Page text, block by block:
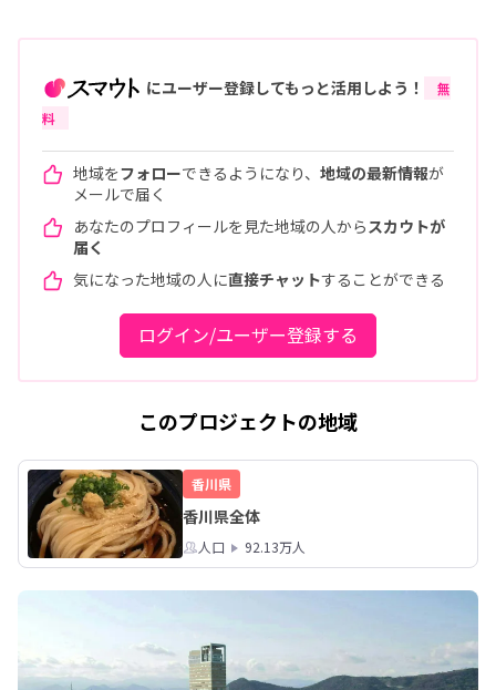
にユーザー登録してもっと活用しよう！
無
料
地域をフォローできるようになり、 地域の最新情報が
メールで届く
あなたのプロフィールを見た地域の人から スカウトが
届く
気になった地域の人に直接チャットすることができる
ログイン/ユーザー登録する
このプロジェクトの地域
香川県
香川県全体
人口 92.13万人